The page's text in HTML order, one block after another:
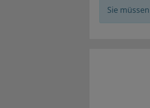
Sie